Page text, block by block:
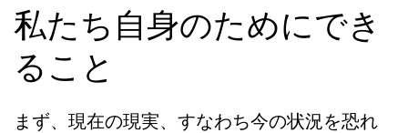
私たち自身のためにでき
ること
まず、現在の現実、すなわち今の状況を恐れ